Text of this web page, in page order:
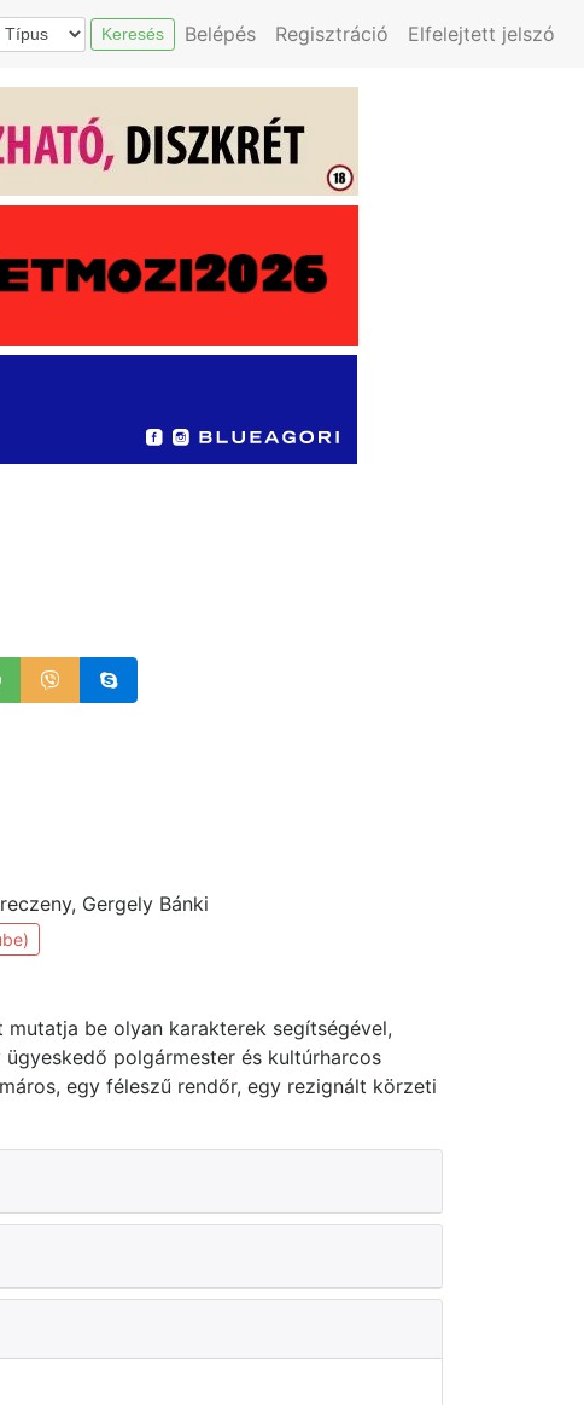
Keresés Belépés Regisztráció Elfelejtett jelszó
Gergely Bánki
be olyan karakterek segítségével,
polgármester és kultúrharcos
egy féleszű rendőr, egy rezignált körzeti